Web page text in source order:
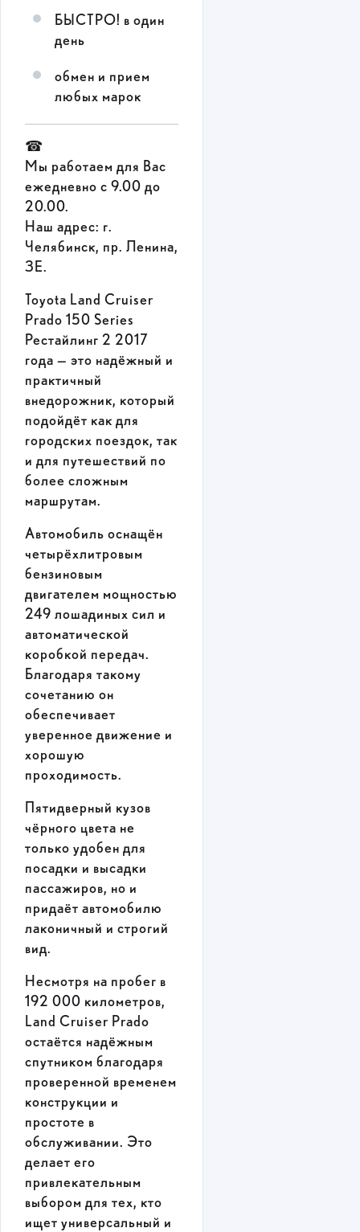
БЫСТРО! в один
день
обмен и прием
любых марок
☎
Мы работаем для Вас
ежедневно с 9.00 до
20.00.
Наш адрес: г.
Челябинск, пр. Ленина,
3Е.
Toyota Land Cruiser
Prado 150 Series
Рестайлинг 2 2017
года — это надёжный и
практичный
внедорожник, который
подойдёт как для
городских поездок, так
и для путешествий по
более сложным
маршрутам.
Автомобиль оснащён
четырёхлитровым
бензиновым
двигателем мощностью
249 лошадиных сил и
автоматической
коробкой передач.
Благодаря такому
сочетанию он
обеспечивает
уверенное движение и
хорошую
проходимость.
Пятидверный кузов
чёрного цвета не
только удобен для
посадки и высадки
пассажиров, но и
придаёт автомобилю
лаконичный и строгий
вид.
Несмотря на пробег в
192 000 километров,
Land Cruiser Prado
остаётся надёжным
спутником благодаря
проверенной временем
конструкции и
простоте в
обслуживании. Это
делает его
привлекательным
выбором для тех, кто
ищет универсальный и